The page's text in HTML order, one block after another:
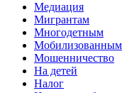
Медиация
Мигрантам
Многодетным
Мобилизованным
Мошенничество
На детей
Налог